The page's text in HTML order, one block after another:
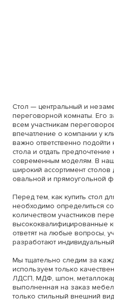
Стол — центральный и
переговорной комнаты. Его
всем участникам
впечатление о компании у
важно ответственно
стола и отдать
современным моделям. В
широкий ассортимент
овальной и прямоугольной
Перед тем, как купить стол
необходимо определиться
количеством участников
высококвалифицированные
ответят на любые вопросы,
разработают
Мы тщательно следим за
используем только
ЛДСП, МДФ, шпон,
выполненная на заказ
только стильный внешний